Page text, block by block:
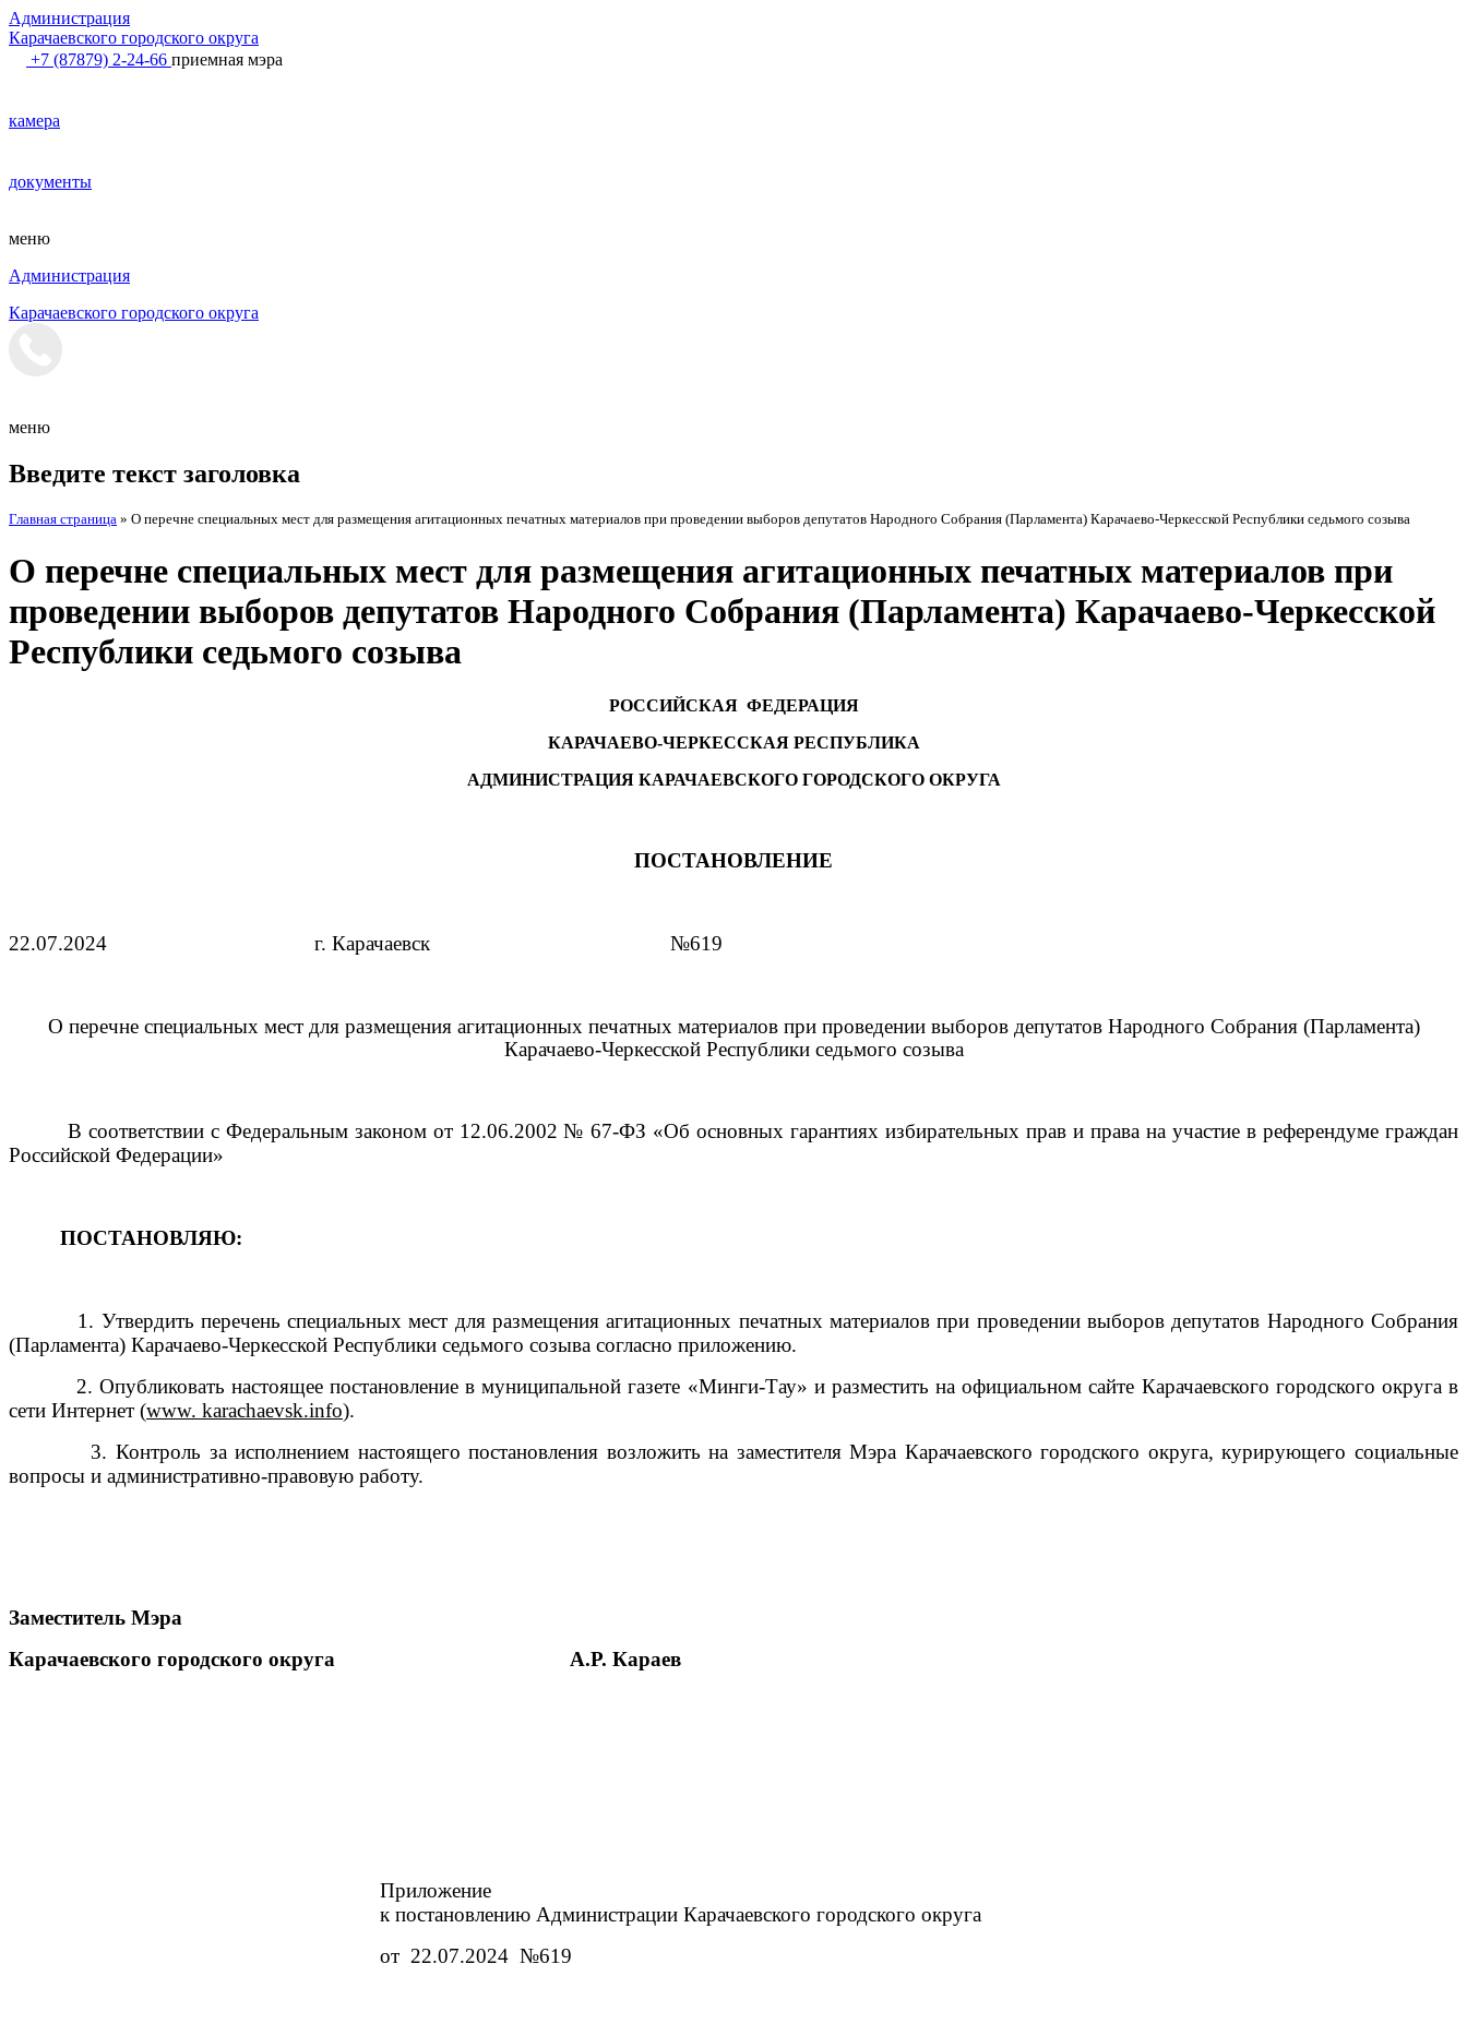
Администрация
Карачаевского городского округа
+7 (87879) 2-24-66 приемная мэра
камера
документы
меню
Администрация
Карачаевского городского округа
меню
Введите текст заголовка
Главная страница » О перечне специальных мест для размещения агитационных печатных материалов при проведении выборов депутатов Народного Собрания (Парламента) Карачаево-Черкесской Республики седьмого созыва
О перечне специальных мест для размещения агитационных печатных материалов при
проведении выборов депутатов Народного Собрания (Парламента) Карачаево-Черкесской
Республики седьмого созыва
РОССИЙСКАЯ ФЕДЕРАЦИЯ
КАРАЧАЕВО-ЧЕРКЕССКАЯ РЕСПУБЛИКА
АДМИНИСТРАЦИЯ КАРАЧАЕВСКОГО ГОРОДСКОГО ОКРУГА
ПОСТАНОВЛЕНИЕ
22.07.2024 г. Карачаевск №619
О перечне специальных мест для размещения агитационных печатных материалов при проведении выборов депутатов Народного Собрания (Парламента)
Карачаево-Черкесской Республики седьмого созыва
В соответствии с Федеральным законом от 12.06.2002 № 67-ФЗ «Об основных гарантиях избирательных прав и права на участие в референдуме граждан
Российской Федерации»
ПОСТАНОВЛЯЮ:
1. Утвердить перечень специальных мест для размещения агитационных печатных материалов при проведении выборов депутатов Народного Собрания
(Парламента) Карачаево-Черкесской Республики седьмого созыва согласно приложению.
2. Опубликовать настоящее постановление в муниципальной газете «Минги-Тау» и разместить на официальном сайте Карачаевского городского округа в
сети Интернет (www. karachaevsk.info).
3. Контроль за исполнением настоящего постановления возложить на заместителя Мэра Карачаевского городского округа, курирующего социальные
вопросы и административно-правовую работу.
Заместитель Мэра
Карачаевского городского округа
А.Р. Караев
Приложение
к постановлению Администрации Карачаевского городского округа
от 22.07.2024 №619